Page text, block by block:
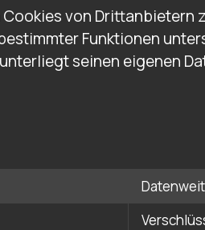
von Drittanbietern
Funktionen
seinen eigenen